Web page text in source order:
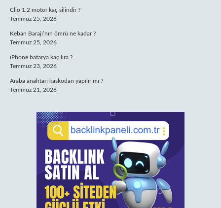
Clio 1.2 motor kaç silindir ?
Temmuz 25, 2026
Keban Barajı’nın ömrü ne kadar ?
Temmuz 25, 2026
iPhone batarya kaç lira ?
Temmuz 23, 2026
Araba anahtarı kaskodan yapılır mı ?
Temmuz 21, 2026